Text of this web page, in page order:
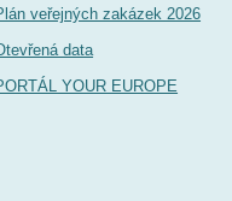
veřejných zakázek 2026
data
YOUR EUROPE